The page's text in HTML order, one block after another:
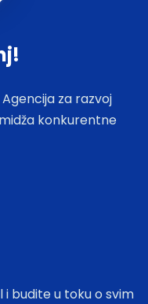
Agencija za razvoj
konkurentne
budite u toku o svim